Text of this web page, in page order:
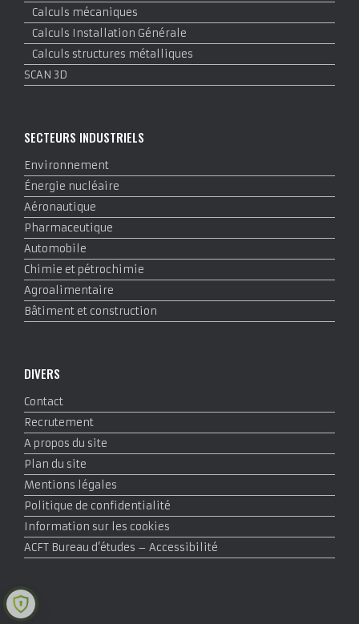
Calculs mécaniques
Calculs Installation Générale
Calculs structures métalliques
SCAN 3D
SECTEURS INDUSTRIELS
Environnement
Énergie nucléaire
Aéronautique
Pharmaceutique
Automobile
Chimie et pétrochimie
Agroalimentaire
Bâtiment et construction
DIVERS
Contact
Recrutement
A propos du site
Plan du site
Mentions légales
Politique de confidentialité
Information sur les cookies
ACFT Bureau d’études – Accessibilité